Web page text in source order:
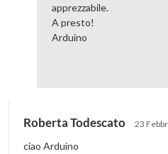
apprezzabile.
A presto!
Arduino
Roberta Todescato 23
ciao Arduino